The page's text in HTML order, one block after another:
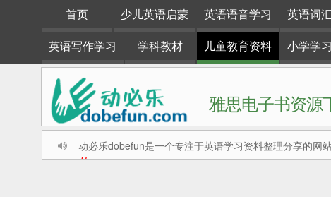
首页 少儿英语启蒙 英语语音学习 英语词
英语写作学习
学科教材 儿童教育资料 小学学
雅思电子书资源
动必乐dobefun是一个专注于英语学习资料整理分享的网站
#